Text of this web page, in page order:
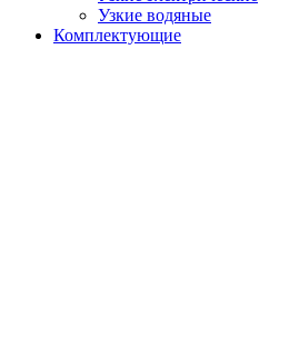
Узкие водяные
Комплектующие